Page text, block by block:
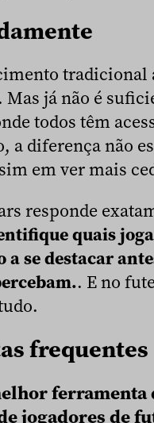
tradicional
Mas já não é
todos têm
a diferença não
em ver mais
responde
quais
a se destacar
. E no
frequentes
ferramenta
jogadores de